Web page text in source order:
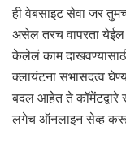
ही वेबसाइट सेवा जर
असेल तरच वापरता येईल
केलेलं काम
क्लायंटना सभासदत्व
बदल आहेत ते
लगेच ऑनलाइन सेव्ह